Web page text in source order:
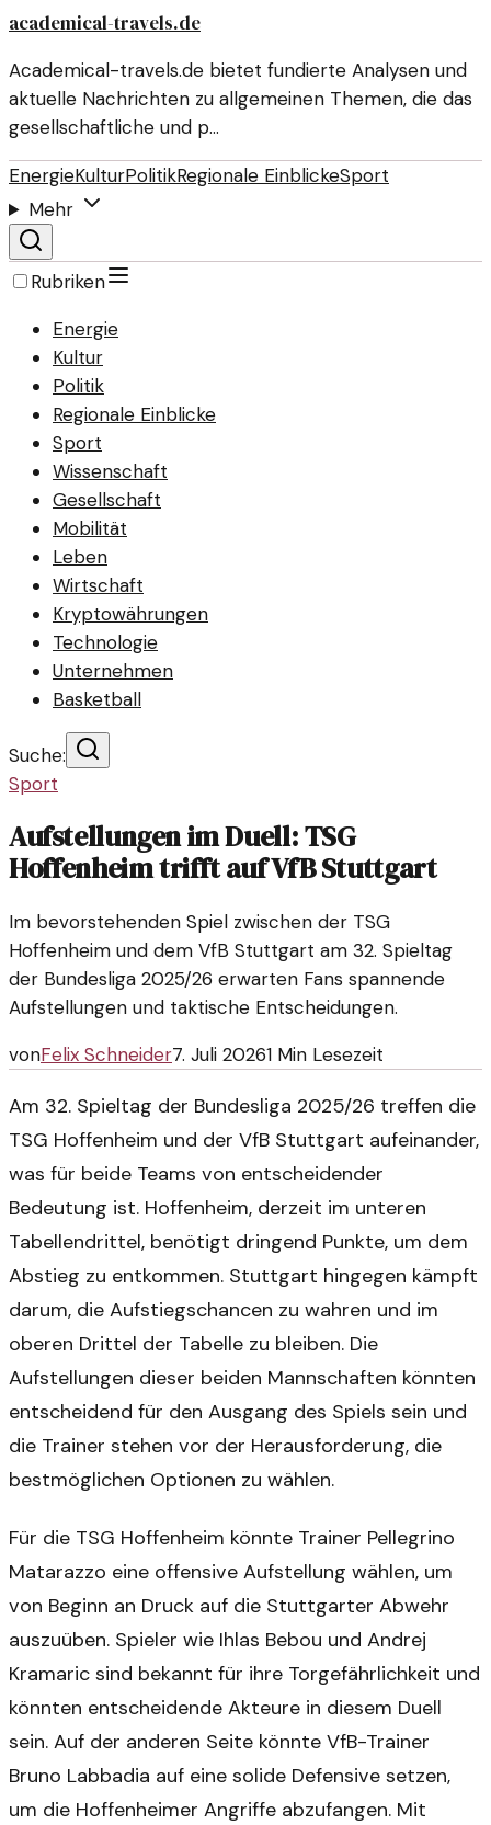
academical-travels.de
Academical-travels.de bietet fundierte Analysen und
aktuelle Nachrichten zu allgemeinen Themen, die das
gesellschaftliche und p…
EnergieKulturPolitikRegionale EinblickeSport
Mehr
Rubriken
Energie
Kultur
Politik
Regionale Einblicke
Sport
Wissenschaft
Gesellschaft
Mobilität
Leben
Wirtschaft
Kryptowährungen
Technologie
Unternehmen
Basketball
Suche:
Sport
Aufstellungen im Duell: TSG
Hoffenheim trifft auf VfB Stuttgart
Im bevorstehenden Spiel zwischen der TSG
Hoffenheim und dem VfB Stuttgart am 32. Spieltag
der Bundesliga 2025/26 erwarten Fans spannende
Aufstellungen und taktische Entscheidungen.
vonFelix Schneider7. Juli 20261 Min Lesezeit
Am 32. Spieltag der Bundesliga 2025/26 treffen die
TSG Hoffenheim und der VfB Stuttgart aufeinander,
was für beide Teams von entscheidender
Bedeutung ist. Hoffenheim, derzeit im unteren
Tabellendrittel, benötigt dringend Punkte, um dem
Abstieg zu entkommen. Stuttgart hingegen kämpft
darum, die Aufstiegschancen zu wahren und im
oberen Drittel der Tabelle zu bleiben. Die
Aufstellungen dieser beiden Mannschaften könnten
entscheidend für den Ausgang des Spiels sein und
die Trainer stehen vor der Herausforderung, die
bestmöglichen Optionen zu wählen.
Für die TSG Hoffenheim könnte Trainer Pellegrino
Matarazzo eine offensive Aufstellung wählen, um
von Beginn an Druck auf die Stuttgarter Abwehr
auszuüben. Spieler wie Ihlas Bebou und Andrej
Kramaric sind bekannt für ihre Torgefährlichkeit und
könnten entscheidende Akteure in diesem Duell
sein. Auf der anderen Seite könnte VfB-Trainer
Bruno Labbadia auf eine solide Defensive setzen,
um die Hoffenheimer Angriffe abzufangen. Mit